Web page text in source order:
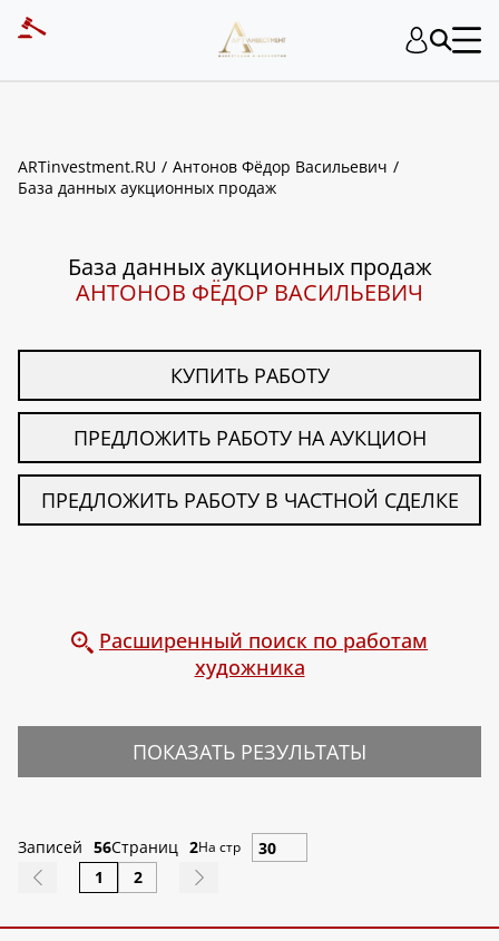
ARTinvestment.RU
Антонов Фёдор Васильевич
База данных аукционных продаж
База данных аукционных продаж
АНТОНОВ ФЁДОР ВАСИЛЬЕВИЧ
КУПИТЬ РАБОТУ
ПРЕДЛОЖИТЬ РАБОТУ НА АУКЦИОН
ПРЕДЛОЖИТЬ РАБОТУ В ЧАСТНОЙ СДЕЛКЕ
Расширенный поиск по работам
художника
ПОКАЗАТЬ РЕЗУЛЬТАТЫ
Записей 56Страниц 2На стр
1 2